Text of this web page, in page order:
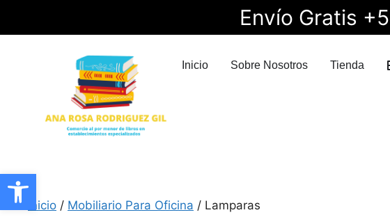
Abrir barra de herramientas
Envío Gratis
Inicio Sobre Nosotros Tienda
Inicio / Mobiliario Para Oficina / Lamparas